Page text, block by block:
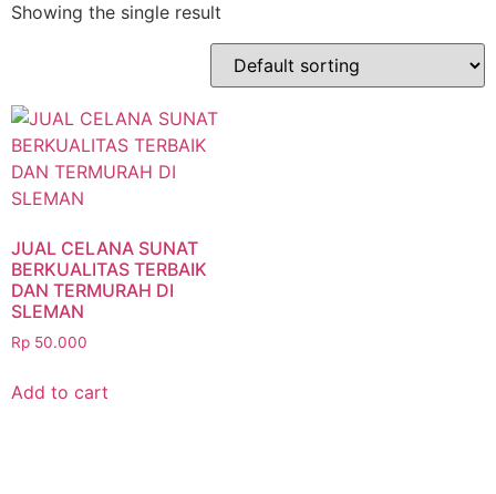
Showing the single result
JUAL CELANA SUNAT
BERKUALITAS TERBAIK
DAN TERMURAH DI
SLEMAN
Rp 50.000
Add to cart